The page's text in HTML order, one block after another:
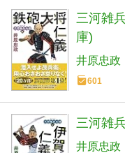
三河雑
庫)
井原忠政
601
三河雑
井原忠政